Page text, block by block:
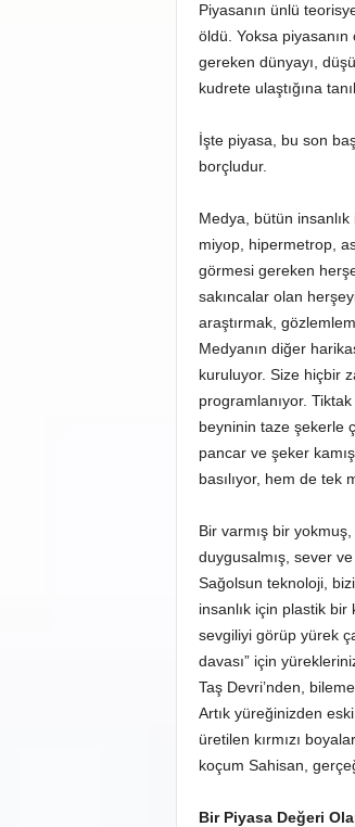
Piyasanın ünlü
öldü. Yoksa
gereken dünyayı,
kudrete ulaştığına
İşte piyasa, bu son
borçludur.
Medya, bütün
miyop, hipermetrop,
görmesi gereken
sakıncalar olan
araştırmak,
Medyanın diğer
kuruluyor. Size hiçbir
programlanıyor.
beyninin taze şekerle
pancar ve şeker
basılıyor, hem de tek
Bir varmış bir
duygusalmış, sever
Sağolsun teknoloji,
insanlık için plastik bir
sevgiliyi görüp yürek
davası” için
Taş Devri’nden,
Artık yüreğinizden
üretilen kırmızı
koçum Sahisan,
Bir Piyasa Değeri